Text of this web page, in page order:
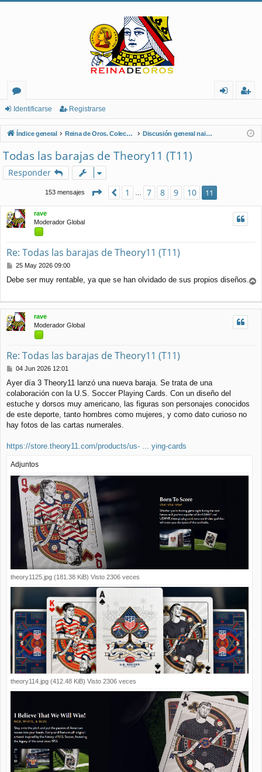
or
os
nt
ifi
ist
ra
Identificarse Registrarse
Índice general Reina de Oros. Coleccionistas de Naipes. Discusión general naipes
Todas las barajas de Theory11 (T11)
Responder
153 mensajes Página 11de 11
Anterior
1 7 8 9 10 11
rave
Moderador Global
Re: Todas las barajas de Theory11 (T11)
M
n
a
j
e
25 May 2026 09:00
Debe ser muy rentable, ya que se han olvidado de sus propios diseños.
r
i
rave
Moderador Global
Re: Todas las barajas de Theory11 (T11)
M
n
s
a
j
04 Jun 2026 12:01
Ayer día 3 Theory11 lanzó una nueva baraja. Se trata de una
colaboración con la U.S. Soccer Playing Cards. Con un diseño del
estuche y dorsos muy americano, las figuras son personajes conocidos
de este deporte, tanto hombres como mujeres, y como dato curioso no
hay fotos de las cartas numerales.
https://store.theory11.com/products/us- ... ying-cards
Adjuntos
theory1125.jpg (181.38 KiB) Visto 2306 veces
theory114.jpg (412.48 KiB) Visto 2306 veces